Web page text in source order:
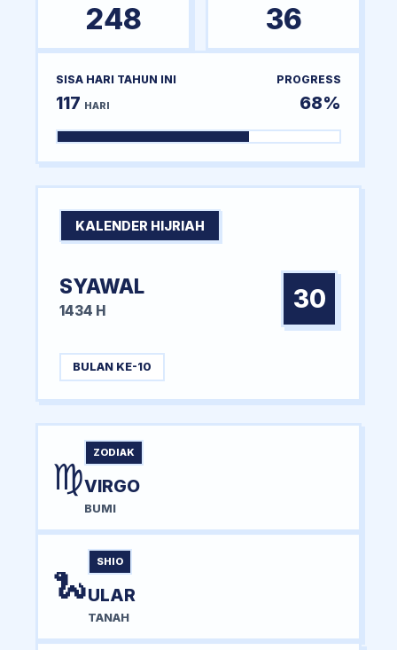
248 36
SISA HARI TAHUN INI
117 HARI
PROGRESS
68%
KALENDER HIJRIAH
SYAWAL
1434 H 30
BULAN KE-10
♍
ZODIAK
VIRGO
BUMI
🐍
SHIO
ULAR
TANAH